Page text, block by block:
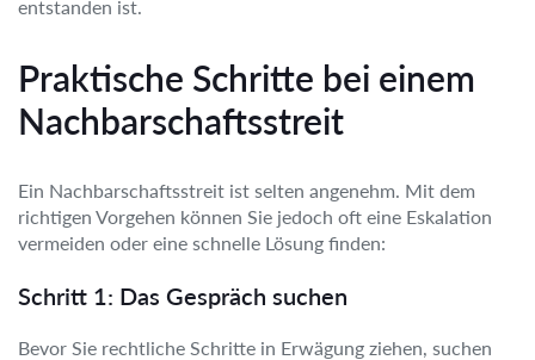
entstanden ist.
Praktische Schritte bei einem
Nachbarschaftsstreit
Ein Nachbarschaftsstreit ist selten angenehm. Mit dem
richtigen Vorgehen können Sie jedoch oft eine Eskalation
vermeiden oder eine schnelle Lösung finden:
Schritt 1: Das Gespräch suchen
Bevor Sie rechtliche Schritte in Erwägung ziehen, suchen